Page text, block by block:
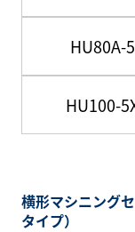
HU80A-
HU100-
横形マシニング
タイプ）